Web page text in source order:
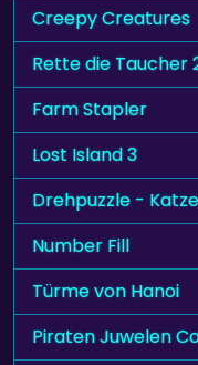
Creepy Creatures
Rette die Taucher
Farm Stapler
Lost Island 3
Drehpuzzle -
Number Fill
Türme von Hanoi
Piraten Juwelen